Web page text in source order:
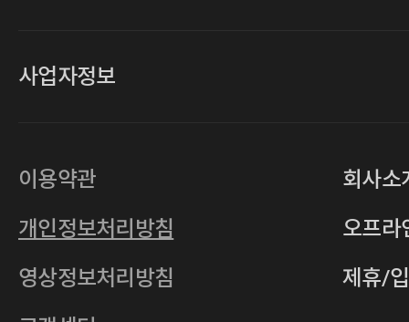
사업자정보
사업자등록번호
통신판매업 2011-서울중구-0149
주소 서울특별시 중구 다산로14길 12 (신당
이용약관
개인정보처리방침
영상정보처리방침
회사소
오프라
제휴/